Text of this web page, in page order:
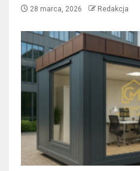
28 marca, 2026 Redakcja